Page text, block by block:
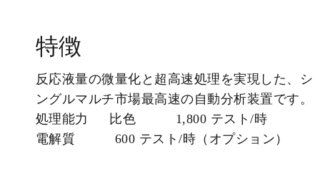
特徴
反応液量の微量化と超高速処理を実現した、シ
ングルマルチ市場最高速の自動分析装置です。
処理能力 比色 1,800 テスト/時
電解質 600 テスト/時（オプション）